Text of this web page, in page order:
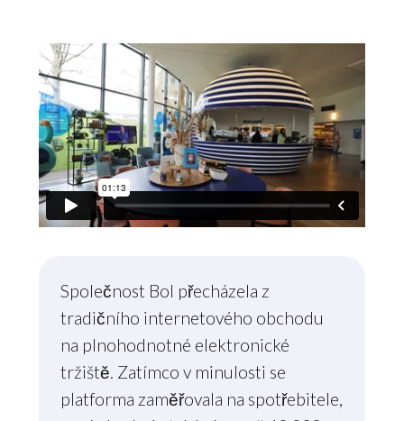
Společnost Bol přecházela z
tradičního internetového obchodu
na plnohodnotné elektronické
tržiště. Zatímco v minulosti se
platforma zaměřovala na spotřebitele,